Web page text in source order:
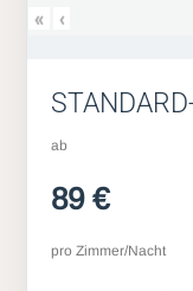
« ‹
ab
89 €
pro Zimmer/Nacht